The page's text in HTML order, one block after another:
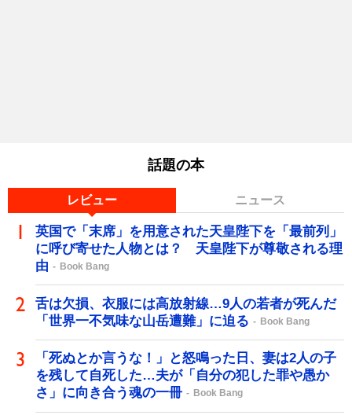
話題の本
レビュー ニュース
英国で「末席」を用意された天皇陛下を「最前列」
に呼び寄せた人物とは？ 天皇陛下が尊敬される理
由
Book Bang
舌は欠損、衣服には高放射線…9人の若者が死んだ
「世界一不気味な山岳遭難」に迫る
Book Bang
「死ぬとか言うな！」と怒鳴った日、妻は2人の子
を残して自死した…夫が「自分の犯した罪や愚か
さ」に向き合う魂の一冊
Book Bang